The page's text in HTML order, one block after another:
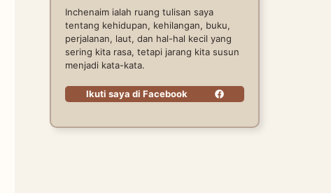
Inchenaim ialah ruang tulisan saya
tentang kehidupan, kehilangan, buku,
perjalanan, laut, dan hal-hal kecil yang
sering kita rasa, tetapi jarang kita susun
menjadi kata-kata.
Ikuti saya di Facebook